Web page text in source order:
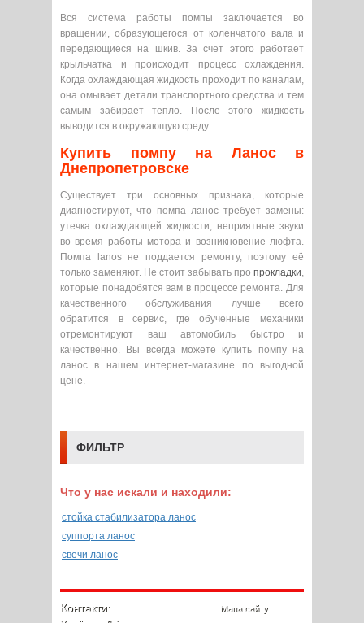
Вся система работы помпы заключается во
вращении, образующегося от коленчатого вала и
передающиеся на шкив. За счет этого работает
крыльчатка и происходит процесс охлаждения.
Когда охлаждающая жидкость проходит по каналам,
она омывает детали транспортного средства и тем
самым забирает тепло. После этого жидкость
выводится в окружающую среду.
Купить помпу на Ланос в
Днепропетровске
Существует три основных признака, которые
диагностируют, что помпа ланос требует замены:
утечка охлаждающей жидкости, неприятные звуки
во время работы мотора и возникновение люфта.
Помпа lanos не поддается ремонту, поэтому её
только заменяют. Не стоит забывать про прокладки,
которые понадобятся вам в процессе ремонта. Для
качественного обслуживания лучше всего
обратится в сервис, где обученные механики
отремонтируют ваш автомобиль быстро и
качественно. Вы всегда можете купить помпу на
ланос в нашем интернет-магазине по выгодной
цене.
ФИЛЬТР
Что у нас искали и находили:
стойка стабилизатора ланос
суппорта ланос
свечи ланос
Контакти: Мапа сайту